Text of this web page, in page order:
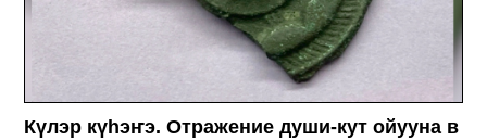
Күлэр күhэҥэ. Отражение души-кут ойууна в